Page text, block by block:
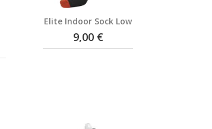
Elite Indoor Sock Low
9,00 €